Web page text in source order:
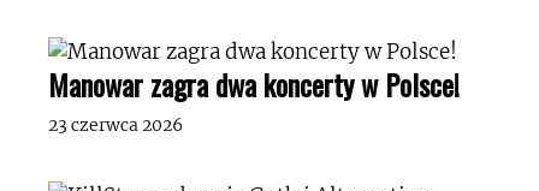
Manowar zagra dwa koncerty w Polsce!
23 czerwca 2026